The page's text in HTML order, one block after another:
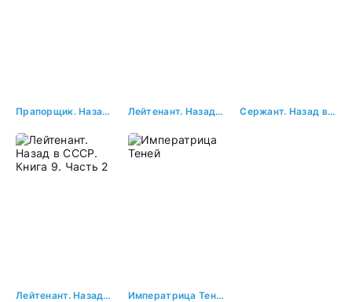
Прапорщик. Назад в СССР. Книга 6 Лейтенант. Назад в СССР. Книга 8 Сержант. Назад в СССР. Книга 4
Лейтенант. Назад в СССР. Книга 9. Часть 2 Императрица Теней